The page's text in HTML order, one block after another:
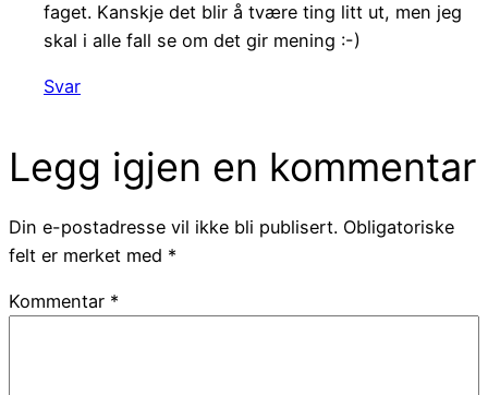
faget. Kanskje det blir å tvære ting litt ut, men jeg
skal i alle fall se om det gir mening :-)
Svar
Legg igjen en kommentar
Din e-postadresse vil ikke bli publisert. Obligatoriske
felt er merket med *
Kommentar *